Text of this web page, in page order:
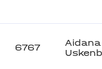
6767
Aidana